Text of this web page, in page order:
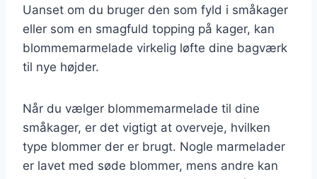
Uanset om du bruger den som fyld i småkager
eller som en smagfuld topping på kager, kan
blommemarmelade virkelig løfte dine bagværk
til nye højder.
Når du vælger blommemarmelade til dine
småkager, er det vigtigt at overveje, hvilken
type blommer der er brugt. Nogle marmelader
er lavet med søde blommer, mens andre kan